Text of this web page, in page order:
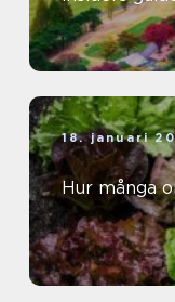
18. januari
Hur många